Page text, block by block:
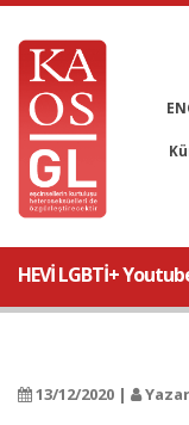
HEVİ LGBTİ+
13/12/2020 |